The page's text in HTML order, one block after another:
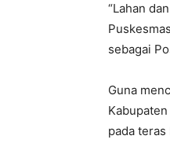
“Lahan
sebagai
Guna
pada